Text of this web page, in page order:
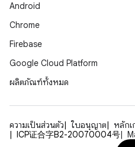
Android
Chrome
Firebase
Google Cloud Platform
ผลิตภัณฑ์ทั้งหมด
ความเป็นส่วนตัว ใบอนุญาต
หลัก
ICP证合字B2-20070004号